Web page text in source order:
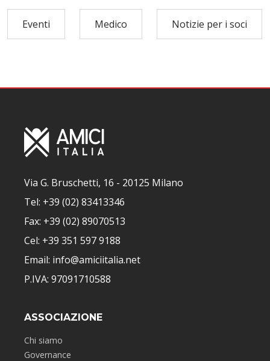
Eventi Medico Notizie per i soci
Via G. Bruschetti, 16 - 20125 Milano
Tel: +39 (02) 83413346
Fax: +39 (02) 89070513
Cel: +39 351 597 9188
Email: info@amiciitalia.net
P.IVA: 97091710588
ASSOCIAZIONE
Chi siamo
Governance